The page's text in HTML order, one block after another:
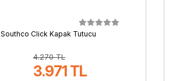
Southco Click Kapak Tutucu
4.270 TL
3.971 TL